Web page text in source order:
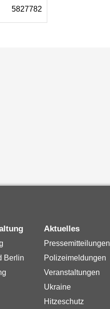
5827782
Berlin
Aktuelles
Pressemitteilungen
Polizeimeldungen
Veranstaltungen
Ukraine
Hitzeschutz